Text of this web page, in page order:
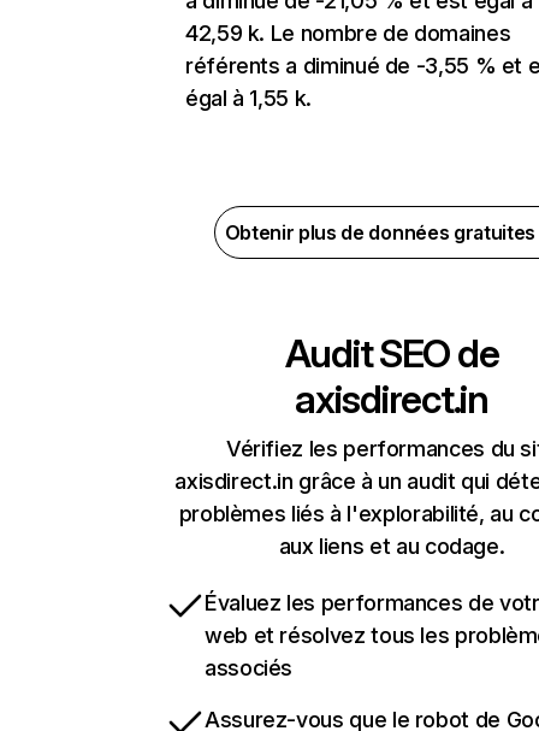
42,59 k. Le nombre de domaines
référents a diminué de -3,55 % et
égal à 1,55 k.
Obtenir plus de données
Audit SEO de
axisdirect.in
Vérifiez les performances du
axisdirect.in grâce à un audit qui
problèmes liés à l'explorabilité, au
aux liens et au codage.
Évaluez les performances de
web et résolvez tous les
associés
Assurez-vous que le robot de